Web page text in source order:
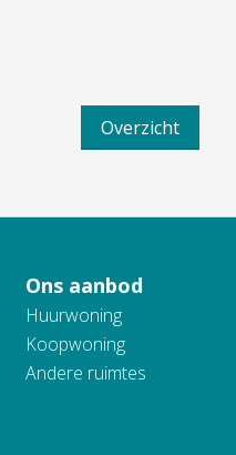
Overzicht
Ons aanbod
Huurwoning
Koopwoning
Andere ruimtes